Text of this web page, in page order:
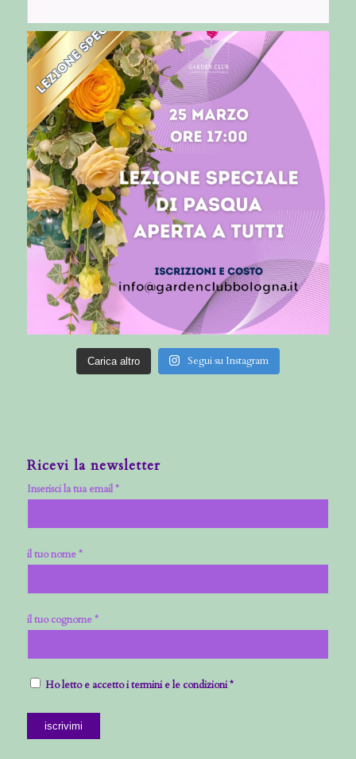
Carica altro Segui su Instagram
Ricevi la newsletter
Inserisci la tua email *
il tuo nome *
il tuo cognome *
Ho letto e accetto i termini e le condizioni *